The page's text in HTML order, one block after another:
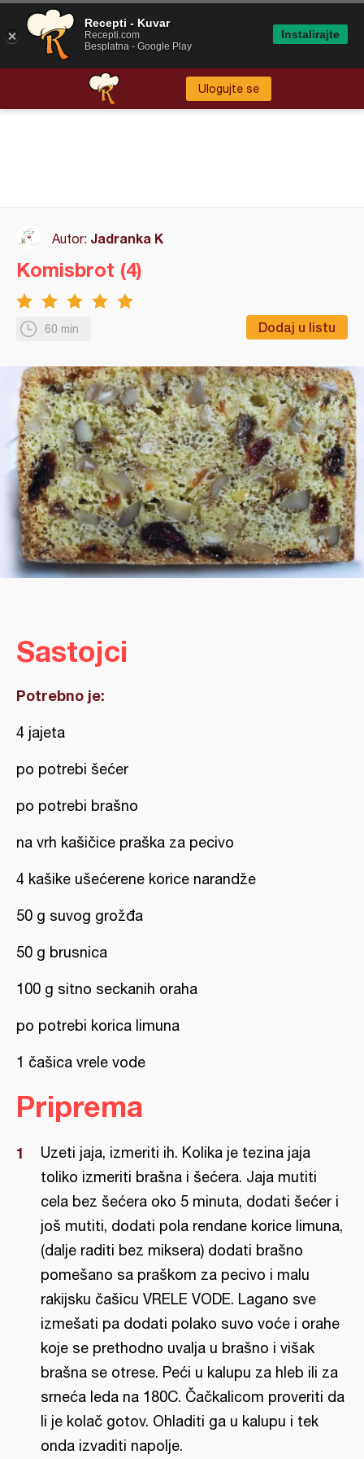
Ulogujte se
Autor: Jadranka K
60 min Dodaj u listu
Komisbrot (4)
Sastojci
Potrebno je:
4 jajeta
po potrebi šećer
po potrebi brašno
na vrh kašičice praška za pecivo
4 kašike ušećerene korice narandže
50 g suvog grožđa
50 g brusnica
100 g sitno seckanih oraha
po potrebi korica limuna
1 čašica vrele vode
Priprema
Uzeti jaja, izmeriti ih. Kolika je tezina jaja
toliko izmeriti brašna i šećera. Jaja mutiti
cela bez šećera oko 5 minuta, dodati šećer i
još mutiti, dodati pola rendane korice limuna,
(dalje raditi bez miksera) dodati brašno
pomešano sa praškom za pecivo i malu
rakijsku čašicu VRELE VODE. Lagano sve
izmešati pa dodati polako suvo voće i orahe
koje se prethodno uvalja u brašno i višak
brašna se otrese. Peći u kalupu za hleb ili za
srneća leda na 180C. Čačkalicom proveriti da
li je kolač gotov. Ohladiti ga u kalupu i tek
onda izvaditi napolje.
Recepti - Kuvar
Recepti.com
Besplatna - Google Play
Instalirajte